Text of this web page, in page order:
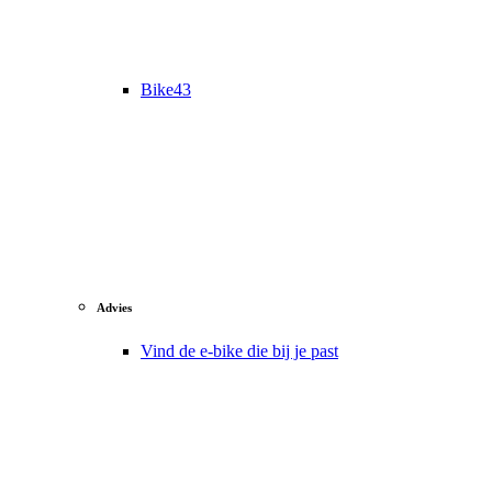
Bike43
Advies
Vind de e-bike die bij je past